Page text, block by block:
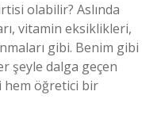
olabilir? Aslında
vitamin eksiklikleri,
gibi. Benim gibi
şeyle dalga geçen
hem öğretici bir